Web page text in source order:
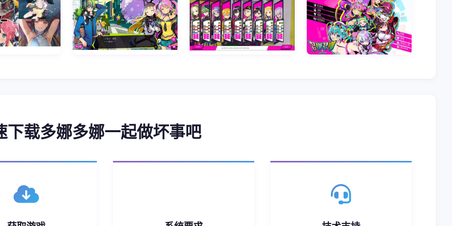
下载多娜多娜一起做坏事吧